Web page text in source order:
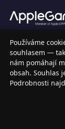
Váš
elektronikou.
INFORMACE
Doprava a
Používáme
souhlasem —
nám pomáhají
obsah. Souhlas
Podrobnosti